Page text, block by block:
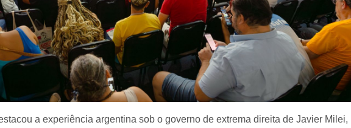
a experiência argentina sob o governo de extrema direita de Javier Milei,